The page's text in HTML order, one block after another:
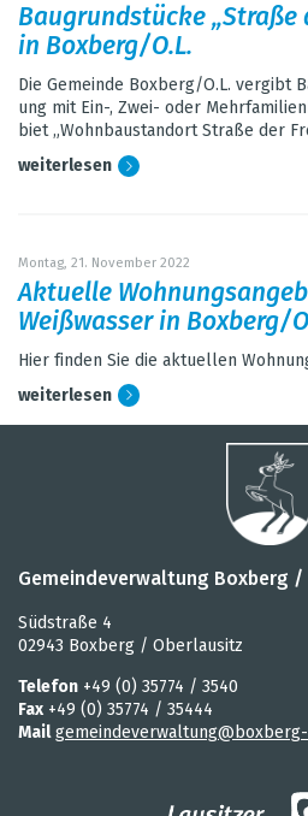
Bau­grund­stü­cke „Straße
in Box­berg/O.L.
Die Gemeinde Box­berg/O.L. ver­gibt
ung mit Ein-, Zwei- oder
biet „Wohn­bau­stand­ort Straße der
wei­ter­le­sen
Mon­tag, 21. Novem­ber 2022
Aktu­elle
Weiß­was­ser in Box­berg/
Hier fin­den Sie die aktu­el­len
wei­ter­le­sen
Gemeindeverwaltung Boxberg
Südstraße 4
02943 Boxberg / Oberlausitz
Telefon +49 (0) 35774 / 3540
Fax +49 (0) 35774 / 35444
Mail